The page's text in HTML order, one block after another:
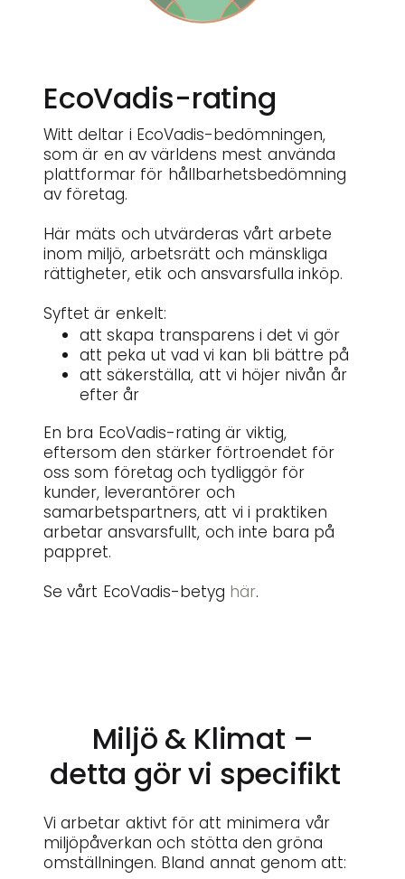
EcoVadis-rating
Witt deltar i EcoVadis-bedömningen,
som är en av världens mest använda
plattformar för hållbarhetsbedömning
av företag.
Här mäts och utvärderas vårt arbete
inom miljö, arbetsrätt och mänskliga
rättigheter, etik och ansvarsfulla inköp.
Syftet är enkelt:
att skapa transparens i det vi gör
att peka ut vad vi kan bli bättre på
att säkerställa, att vi höjer nivån år
efter år
En bra EcoVadis-rating är viktig,
eftersom den stärker förtroendet för
oss som företag och tydliggör för
kunder, leverantörer och
samarbetspartners, att vi i praktiken
arbetar ansvarsfullt, och inte bara på
pappret.
Se vårt EcoVadis-betyg här.
Miljö & Klimat –
detta gör vi specifikt
Vi arbetar aktivt för att minimera vår
miljöpåverkan och stötta den gröna
omställningen. Bland annat genom att: